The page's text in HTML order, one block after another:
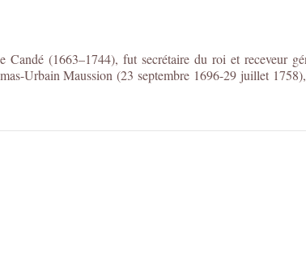
(1663–1744), fut secrétaire du roi et receveur
Urbain Maussion (23 septembre 1696-29 juillet